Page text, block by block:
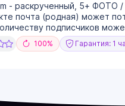
- раскрученный, 5+ ФОТО
почта (родная) может
подписчиков
100% Гарантия: 1